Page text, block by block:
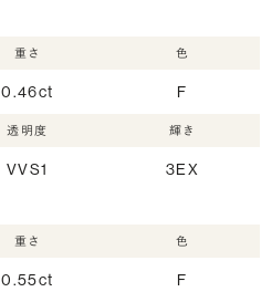
重さ
0.46ct
色
F
透明度
VVS1
輝き
3EX
重さ
0.55ct
色
F